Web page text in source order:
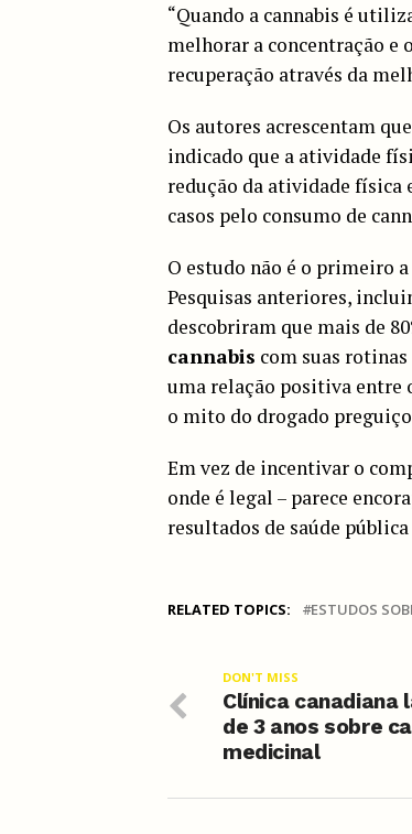
“Quando a cannabis é
melhorar a concentração e
recuperação através da
Os autores acrescentam
indicado que a atividade
redução da atividade física
casos pelo consumo de
O estudo não é o primeiro
Pesquisas anteriores,
descobriram que mais de
cannabis com suas
uma relação positiva entre
o mito do drogado
Em vez de incentivar o
onde é legal – parece
resultados de saúde
RELATED TOPICS: ESTUDOS
DON'T MISS
Clínica canadiana
de 3 anos sobre
medicinal